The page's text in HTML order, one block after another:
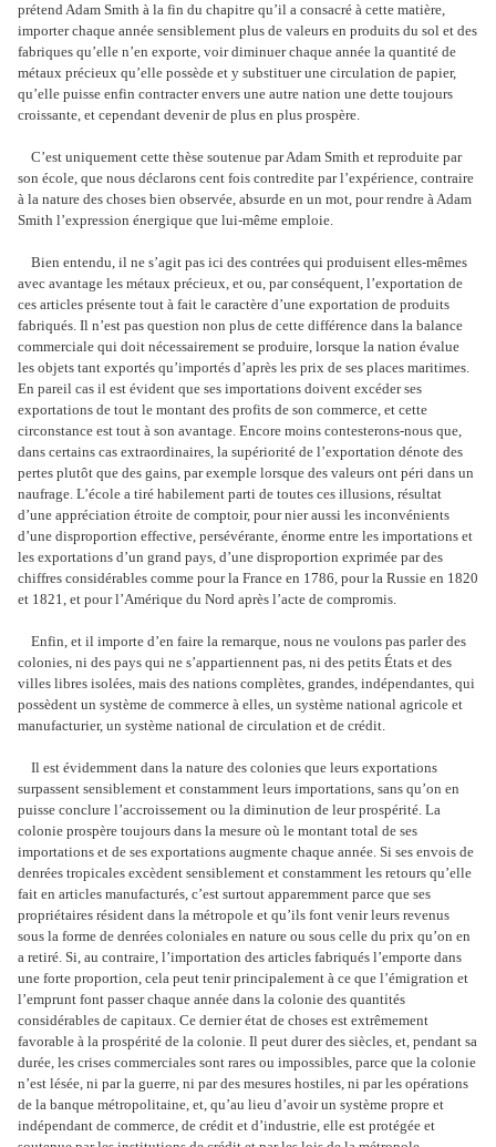
prétend Adam Smith à la fin du chapitre qu’il a consacré à cette matière,
importer chaque année sensiblement plus de valeurs en produits du sol et des
fabriques qu’elle n’en exporte, voir diminuer chaque année la quantité de
métaux précieux qu’elle possède et y substituer une circulation de papier,
qu’elle puisse enfin contracter envers une autre nation une dette toujours
croissante, et cependant devenir de plus en plus prospère.
C’est uniquement cette thèse soutenue par Adam Smith et reproduite par
son école, que nous déclarons cent fois contredite par l’expérience, contraire
à la nature des choses bien observée, absurde en un mot, pour rendre à Adam
Smith l’expression énergique que lui-même emploie.
Bien entendu, il ne s’agit pas ici des contrées qui produisent elles-mêmes
avec avantage les métaux précieux, et ou, par conséquent, l’exportation de
ces articles présente tout à fait le caractère d’une exportation de produits
fabriqués. Il n’est pas question non plus de cette différence dans la balance
commerciale qui doit nécessairement se produire, lorsque la nation évalue
les objets tant exportés qu’importés d’après les prix de ses places maritimes.
En pareil cas il est évident que ses importations doivent excéder ses
exportations de tout le montant des profits de son commerce, et cette
circonstance est tout à son avantage. Encore moins contesterons-nous que,
dans certains cas extraordinaires, la supériorité de l’exportation dénote des
pertes plutôt que des gains, par exemple lorsque des valeurs ont péri dans un
naufrage. L’école a tiré habilement parti de toutes ces illusions, résultat
d’une appréciation étroite de comptoir, pour nier aussi les inconvénients
d’une disproportion effective, persévérante, énorme entre les importations et
les exportations d’un grand pays, d’une disproportion exprimée par des
chiffres considérables comme pour la France en 1786, pour la Russie en 1820
et 1821, et pour l’Amérique du Nord après l’acte de compromis.
Enfin, et il importe d’en faire la remarque, nous ne voulons pas parler des
colonies, ni des pays qui ne s’appartiennent pas, ni des petits États et des
villes libres isolées, mais des nations complètes, grandes, indépendantes, qui
possèdent un système de commerce à elles, un système national agricole et
manufacturier, un système national de circulation et de crédit.
Il est évidemment dans la nature des colonies que leurs exportations
surpassent sensiblement et constamment leurs importations, sans qu’on en
puisse conclure l’accroissement ou la diminution de leur prospérité. La
colonie prospère toujours dans la mesure où le montant total de ses
importations et de ses exportations augmente chaque année. Si ses envois de
denrées tropicales excèdent sensiblement et constamment les retours qu’elle
fait en articles manufacturés, c’est surtout apparemment parce que ses
propriétaires résident dans la métropole et qu’ils font venir leurs revenus
sous la forme de denrées coloniales en nature ou sous celle du prix qu’on en
a retiré. Si, au contraire, l’importation des articles fabriqués l’emporte dans
une forte proportion, cela peut tenir principalement à ce que l’émigration et
l’emprunt font passer chaque année dans la colonie des quantités
considérables de capitaux. Ce dernier état de choses est extrêmement
favorable à la prospérité de la colonie. Il peut durer des siècles, et, pendant sa
durée, les crises commerciales sont rares ou impossibles, parce que la colonie
n’est lésée, ni par la guerre, ni par des mesures hostiles, ni par les opérations
de la banque métropolitaine, et, qu’au lieu d’avoir un système propre et
indépendant de commerce, de crédit et d’industrie, elle est protégée et